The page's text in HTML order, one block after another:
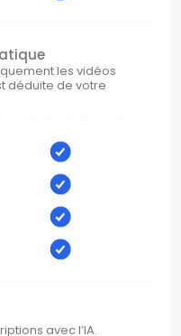
les vidéos
déduite de votre
avec l’IA.